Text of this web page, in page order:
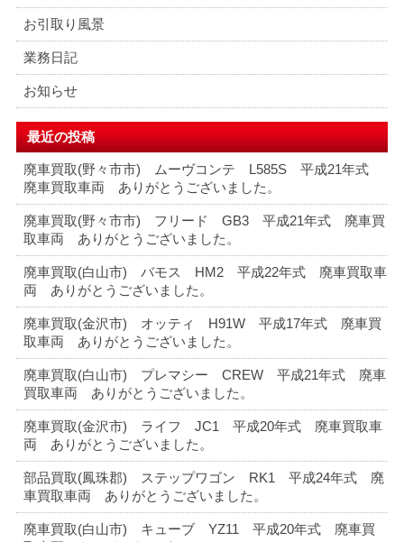
お引取り風景
業務日記
お知らせ
最近の投稿
廃車買取(野々市市) ムーヴコンテ L585S 平成21年式
廃車買取車両 ありがとうございました。
廃車買取(野々市市) フリード GB3 平成21年式 廃車買
取車両 ありがとうございました。
廃車買取(白山市) バモス HM2 平成22年式 廃車買取車
両 ありがとうございました。
廃車買取(金沢市) オッティ H91W 平成17年式 廃車買
取車両 ありがとうございました。
廃車買取(白山市) プレマシー CREW 平成21年式 廃車
買取車両 ありがとうございました。
廃車買取(金沢市) ライフ JC1 平成20年式 廃車買取車
両 ありがとうございました。
部品買取(鳳珠郡) ステップワゴン RK1 平成24年式 廃
車買取車両 ありがとうございました。
廃車買取(白山市) キューブ YZ11 平成20年式 廃車買